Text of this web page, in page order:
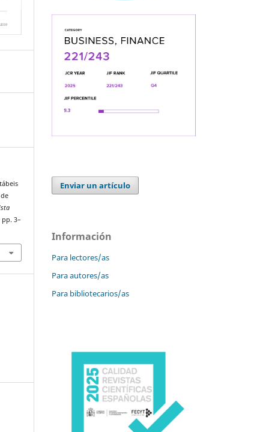
pp. 3–
Enviar un artículo
Información
Para lectores/as
Para autores/as
Para bibliotecarios/as